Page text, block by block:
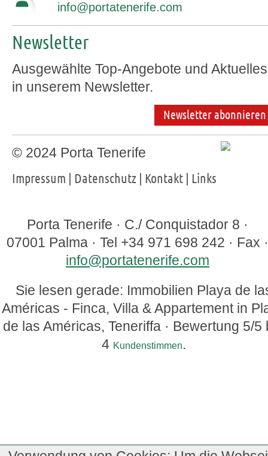
info@portatenerife.com
Newsletter
Ausgewählte Top-Angebote und Aktuelles
in unserem Newsletter.
Newsletter abonnieren
© 2024 Porta Tenerife
Impressum | Datenschutz | Kontakt | Links
Porta Tenerife · C./ Conquistador 8 ·
07001 Palma · Tel +34 971 698 242 · Fax ·
info@portatenerife.com
Sie lesen gerade: Immobilien Playa de
Américas - Finca, Villa & Appartement in
de las Américas, Teneriffa · Bewertung 5/5
4 Kundenstimmen.